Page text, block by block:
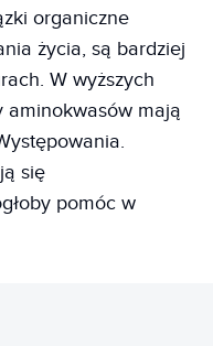
organiczne
życia, są bardziej
W wyższych
aminokwasów mają
się
pomóc w